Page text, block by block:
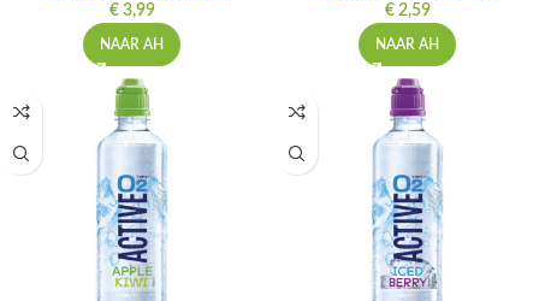
€3,99
NAAR AH
€2,59
NAAR AH